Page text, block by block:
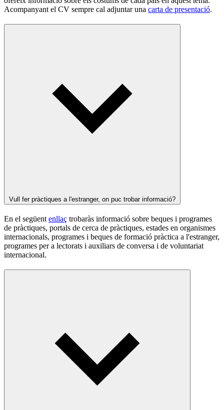
Acompanyant el CV sempre cal adjuntar una carta de presentació.
Vull fer pràctiques a l'estranger, on puc trobar informació?
En el següent enllaç trobaràs informació sobre beques i programes
de pràctiques, portals de cerca de pràctiques, estades en organismes
internacionals, programes i beques de formació pràctica a l'estranger,
programes per a lectorats i auxiliars de conversa i de voluntariat
internacional.